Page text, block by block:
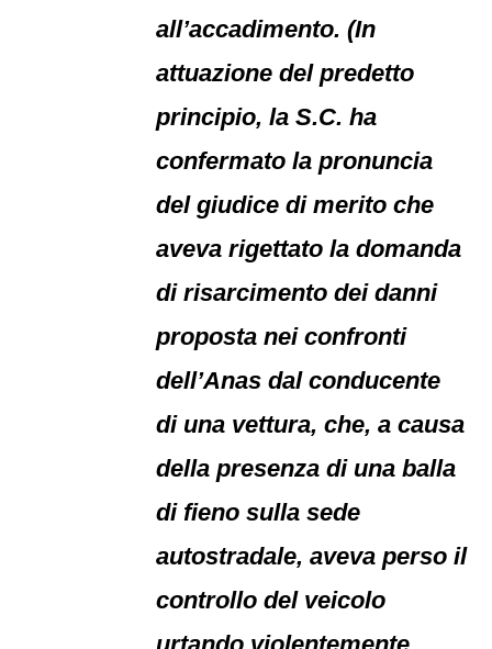
all’accadimento. (In
attuazione del predetto
principio, la S.C. ha
confermato la pronuncia
del giudice di merito che
aveva rigettato la domanda
di risarcimento dei danni
proposta nei confronti
dell’Anas dal conducente
di una vettura, che, a causa
della presenza di una balla
di fieno sulla sede
autostradale, aveva perso il
controllo del veicolo